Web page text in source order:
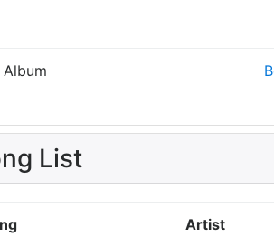
Album
List
Artist